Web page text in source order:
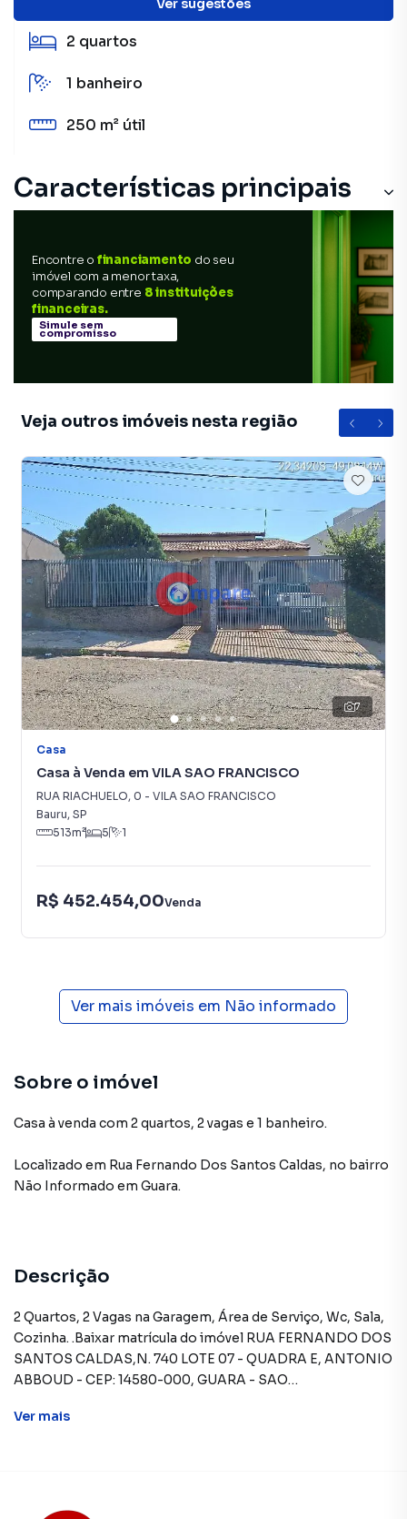
2 quartos
1 banheiro
250 m² útil
Características principais
Encontre o financiamento do seu
imóvel com a menor taxa,
comparando entre 8 instituições
financeiras.
Simule sem
compromisso
Veja outros imóveis nesta região
7
Casa
Casa à Venda em VILA SAO FRANCISCO
RUA RIACHUELO, 0 - VILA SAO FRANCISCO
Bauru, SP
513m² 5 1
R$ 452.454,00Venda
Ver mais imóveis em Não informado
Sobre o imóvel
Casa à venda com 2 quartos, 2 vagas e 1 banheiro.
Localizado em Rua Fernando Dos Santos Caldas, no bairro
Não Informado em Guara.
Descrição
2 Quartos, 2 Vagas na Garagem, Área de Serviço, Wc, Sala,
Cozinha. .Baixar matrícula do imóvel RUA FERNANDO DOS
SANTOS CALDAS,N. 740 LOTE 07 - QUADRA E, ANTONIO
ABBOUD - CEP: 14580-000, GUARA - SAO
Exclusivamente à vista (somente recursos
Ver mais